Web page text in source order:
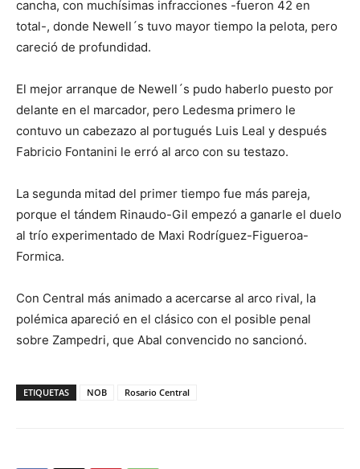
cancha, con muchísimas infracciones -fueron 42 en
total-, donde Newell´s tuvo mayor tiempo la pelota, pero
careció de profundidad.
El mejor arranque de Newell´s pudo haberlo puesto por
delante en el marcador, pero Ledesma primero le
contuvo un cabezazo al portugués Luis Leal y después
Fabricio Fontanini le erró al arco con su testazo.
La segunda mitad del primer tiempo fue más pareja,
porque el tándem Rinaudo-Gil empezó a ganarle el duelo
al trío experimentado de Maxi Rodríguez-Figueroa-
Formica.
Con Central más animado a acercarse al arco rival, la
polémica apareció en el clásico con el posible penal
sobre Zampedri, que Abal convencido no sancionó.
ETIQUETAS NOB Rosario Central